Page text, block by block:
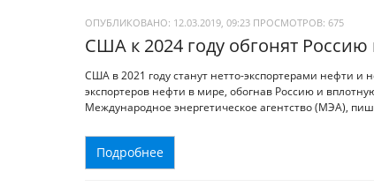
ОПУБЛИКОВАНО: 12.03.2019, 09:23 ПРОСМОТРОВ: 675
США к 2024 году обгонят Россию
США в 2021 году станут нетто-экспортерами нефти и
экспортеров нефти в мире, обогнав Россию и
Международное энергетическое агентство (МЭА),
Подробнее